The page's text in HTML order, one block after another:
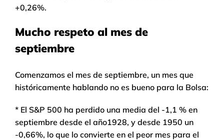
+0,26%.
Mucho respeto al mes de
septiembre
Comenzamos el mes de septiembre, un mes que
históricamente hablando no es bueno para la Bolsa:
* El S&P 500 ha perdido una media del -1,1 % en
septiembre desde el año1928, y desde 1950 un
-0,66%, lo que lo convierte en el peor mes para el